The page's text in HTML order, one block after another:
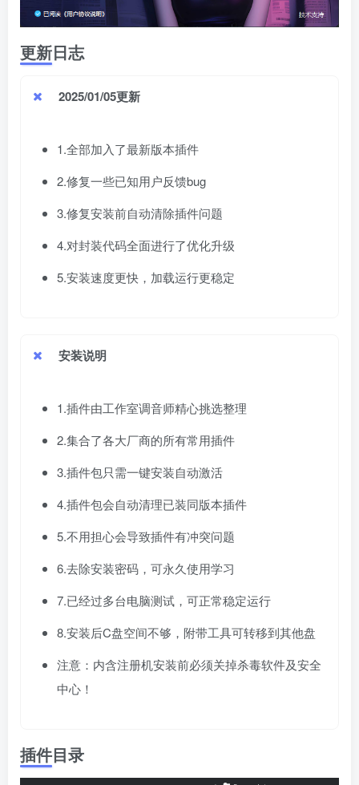
更新日志
2025/01/05更新
1.全部加入了最新版本插件
2.修复一些已知用户反馈bug
3.修复安装前自动清除插件问题
4.对封装代码全面进行了优化升级
5.安装速度更快，加载运行更稳定
安装说明
1.插件由工作室调音师精心挑选整理
2.集合了各大厂商的所有常用插件
3.插件包只需一键安装自动激活
4.插件包会自动清理已装同版本插件
5.不用担心会导致插件有冲突问题
6.去除安装密码，可永久使用学习
7.已经过多台电脑测试，可正常稳定运行
8.安装后C盘空间不够，附带工具可转移到其他盘
注意：内含注册机安装前必须关掉杀毒软件及安全
中心！
插件目录